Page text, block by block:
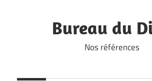
Bureau du
Nos références